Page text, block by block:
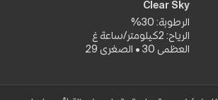
Clear Sky
الرطوبة: 30%
الرياح: 2كيلومتر/ساعة غ
العظمى 30 • الصغرى 29